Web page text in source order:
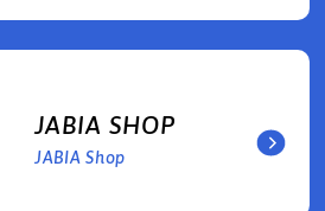
JABIA SHOP
JABIA Shop